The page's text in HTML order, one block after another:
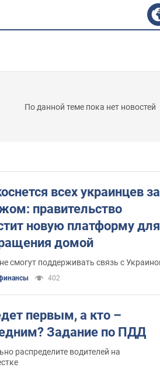
По данной теме пока нет новостей
всех украинцев за
правительство
новую платформу для
домой
смогут поддерживать связь с
402
первым, а кто –
Задание по ПДД
распределите водителей на